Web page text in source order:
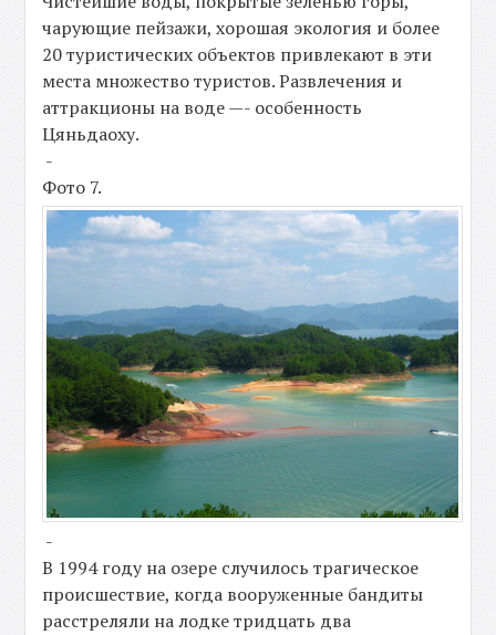
чарующие пейзажи, хорошая экология и более
20 туристических объектов привлекают в эти
места множество туристов. Развлечения и
аттракционы на воде —- особенность
Цяньдаоху.
-
Фото 7.
-
В 1994 году на озере случилось трагическое
происшествие, когда вооруженные бандиты
расстреляли на лодке тридцать два